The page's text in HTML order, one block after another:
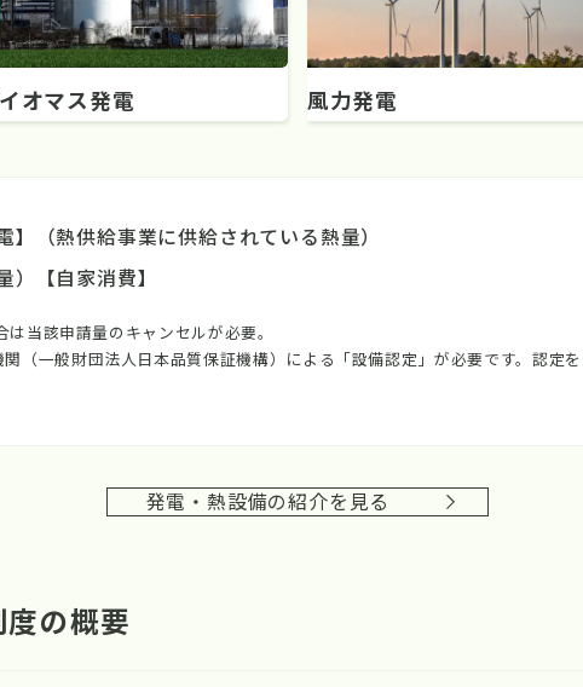
オマス発電 風力発電
（熱供給事業に供給されている熱量）
【自家消費】
当該申請量のキャンセルが必要。
（一般財団法人日本品質保証機構）による「設備認定」が必要です。認定
発電・熱設備の紹介を見る
の概要